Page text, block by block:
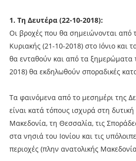
1. Τη Δευτέρα (22-10-2018):
Οι βροχές που θα σημειώνονται από
Κυριακής (21-10-2018) στο Ιόνιο και
θα ενταθούν και από τα ξημερώματα
2018) θα εκδηλωθούν σποραδικές
Τα φαινόμενα από το μεσημέρι της
είναι κατά τόπους ισχυρά στη δυτική
Μακεδονία, τη Θεσσαλία, τις
στα νησιά του Ιονίου και τις
περιοχές (πλην ανατολικής